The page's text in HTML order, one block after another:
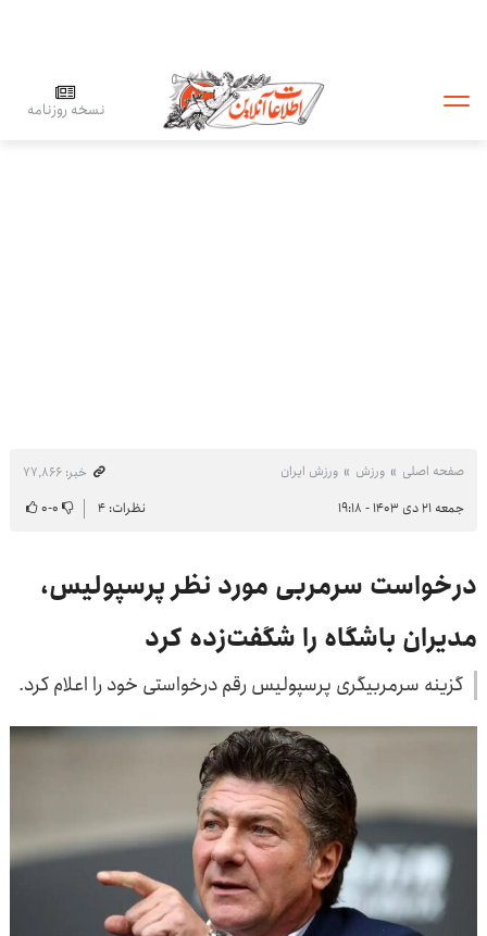
نسخه روزنامه
صفحه اصلی ورزش ورزش ایران
خبر: ۷۷٬۸۶۶
جمعه ۲۱ دی ۱۴۰۳ - ۱۹:۱۸
نظرات: ۴ ۰-۰
درخواست سرمربی مورد نظر پرسپولیس،
مدیران باشگاه را شگفت‌زده کرد
گزینه سرمربیگری پرسپولیس رقم درخواستی خود را اعلام کرد.